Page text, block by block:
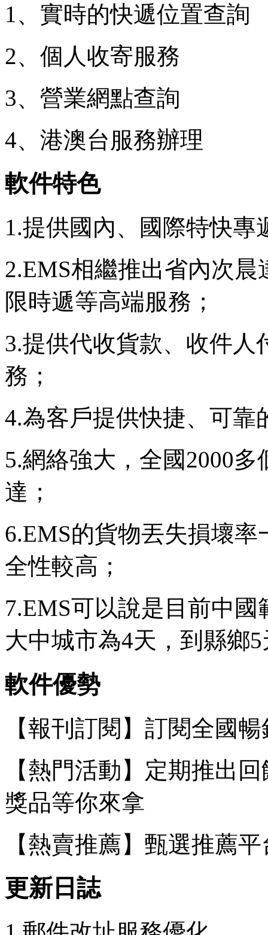
1、實時的快遞位置查詢
2、個人收寄服務
3、營業網點查詢
4、港澳台服務辦理
軟件特色
1.提供國內、國際特快專
2.EMS相繼推出省內次
限時遞等高端服務；
3.提供代收貨款、收件
務；
4.為客戶提供快捷、可靠
5.網絡強大，全國2000
達；
6.EMS的貨物丟失損壞
全性較高；
7.EMS可以說是目前中
大中城市為4天，到縣鄉
軟件優勢
【報刊訂閱】訂閱全國
【熱門活動】定期推出
獎品等你來拿
【熱賣推薦】甄選推薦
更新日誌